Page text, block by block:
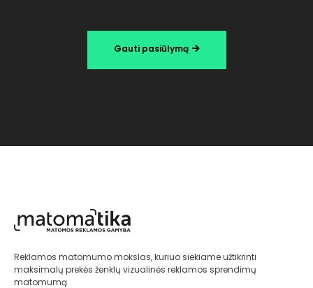
Gauti pasiūlymą
Reklamos matomumo mokslas, kuriuo siekiame užtikrinti
maksimalų prekės ženklų vizualinės reklamos sprendimų
matomumą